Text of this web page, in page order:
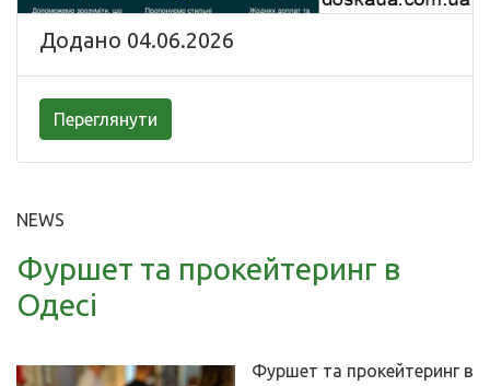
Додано 04.06.2026
Переглянути
NEWS
Фуршет та прокейтеринг в
Одесі
Фуршет та прокейтеринг в